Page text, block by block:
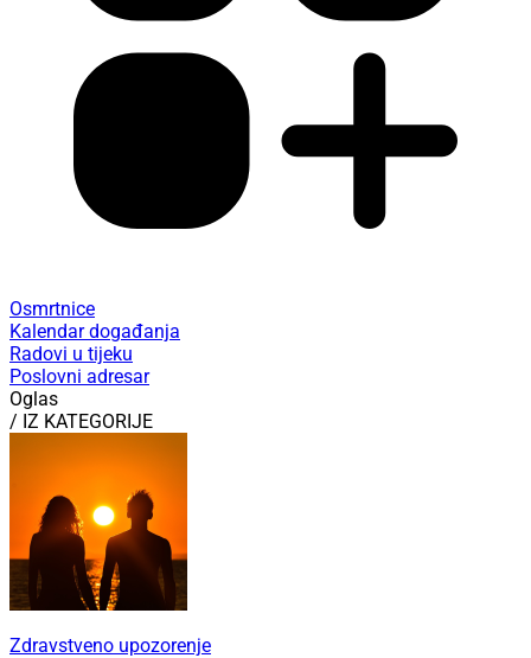
Osmrtnice
Kalendar događanja
Radovi u tijeku
Poslovni adresar
Oglas
/ IZ KATEGORIJE
Zdravstveno upozorenje